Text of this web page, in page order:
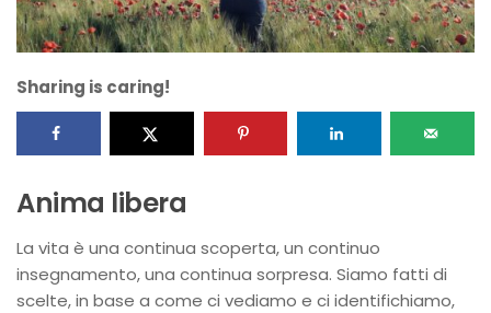
Sharing is caring!
Anima libera
La vita è una continua scoperta, un continuo
insegnamento, una continua sorpresa. Siamo fatti di
scelte, in base a come ci vediamo e ci identifichiamo,